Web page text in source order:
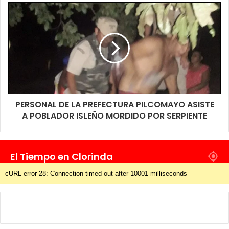
caso puntual de lo que sucedió con este inicio de año es más
que nada por la gran cantidad de desechos domiciliarios que se
generan a raíz de las fiestas.
PERSONAL DE LA PREFECTURA PILCOMAYO ASISTE
A POBLADOR ISLEÑO MORDIDO POR SERPIENTE
El Tiempo en Clorinda
cURL error 28: Connection timed out after 10001 milliseconds